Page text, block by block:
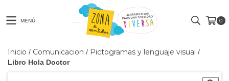
MENÚ 0
Inicio / Comunicacion / Pictogramas y lenguaje visual /
Libro Hola Doctor